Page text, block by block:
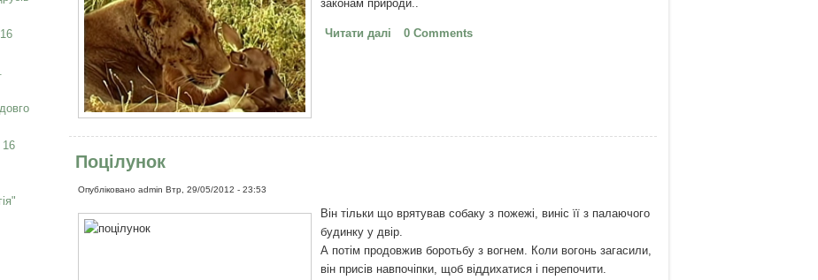
законам природи..
Читати далі про Серце левиці
0 Comments
Поцілунок
Опублікованоadmin Втр, 29/05/2012 - 23:53
Він тільки що врятував собаку з пожежі, виніс її з палаючого
будинку у двір.
А потім продовжив боротьбу з вогнем. Коли вогонь загасили,
він присів навпочіпки, щоб віддихатися і перепочити.
16